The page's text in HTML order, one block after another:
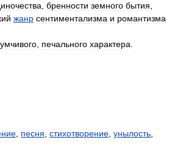
бренности земного бытия
жанр сентиментализма и романтизма
печального характера
песня стихотворение унылость